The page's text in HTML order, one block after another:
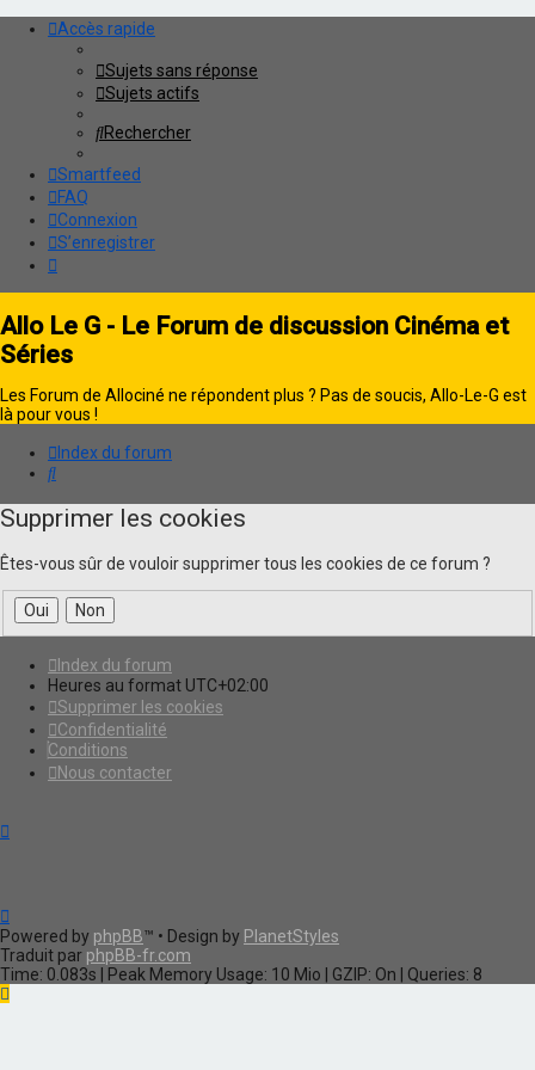
Accès rapide
Sujets sans réponse
Sujets actifs
Rechercher
Smartfeed
FAQ
Connexion
S’enregistrer
Allo Le G - Le Forum de discussion Cinéma et
Séries
Les Forum de Allociné ne répondent plus ? Pas de soucis, Allo-Le-G est
là pour vous !
Index du forum
Rechercher
Supprimer les cookies
Êtes-vous sûr de vouloir supprimer tous les cookies de ce forum ?
Index du forum
Heures au format UTC+02:00
Supprimer les cookies
Confidentialité
Conditions
Nous contacter
Powered by phpBB™ • Design by PlanetStyles
Traduit par phpBB-fr.com
Time: 0.083s | Peak Memory Usage: 10 Mio | GZIP: On | Queries: 8